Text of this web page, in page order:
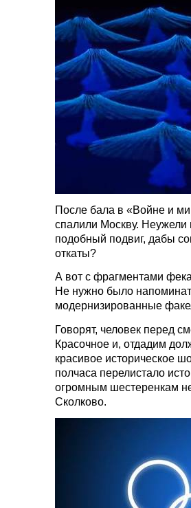
После бала в «Войне и
спалили Москву. Неужели
подобный подвиг, дабы
откаты?
А вот с фрагментами
Не нужно было
модернизированные
Говорят, человек перед
Красочное и, отдадим
красивое историческое
полчаса перелистало
огромным шестеренкам
Сколково.